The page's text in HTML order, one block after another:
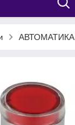
АВТОМАТИКА